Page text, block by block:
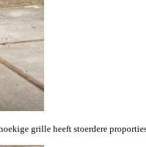
grille heeft stoerdere